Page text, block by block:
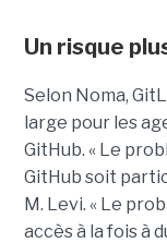
Un risque
Selon Noma,
large pour les
GitHub. « Le
GitHub soit
M. Levi. « Le
accès à la fois à